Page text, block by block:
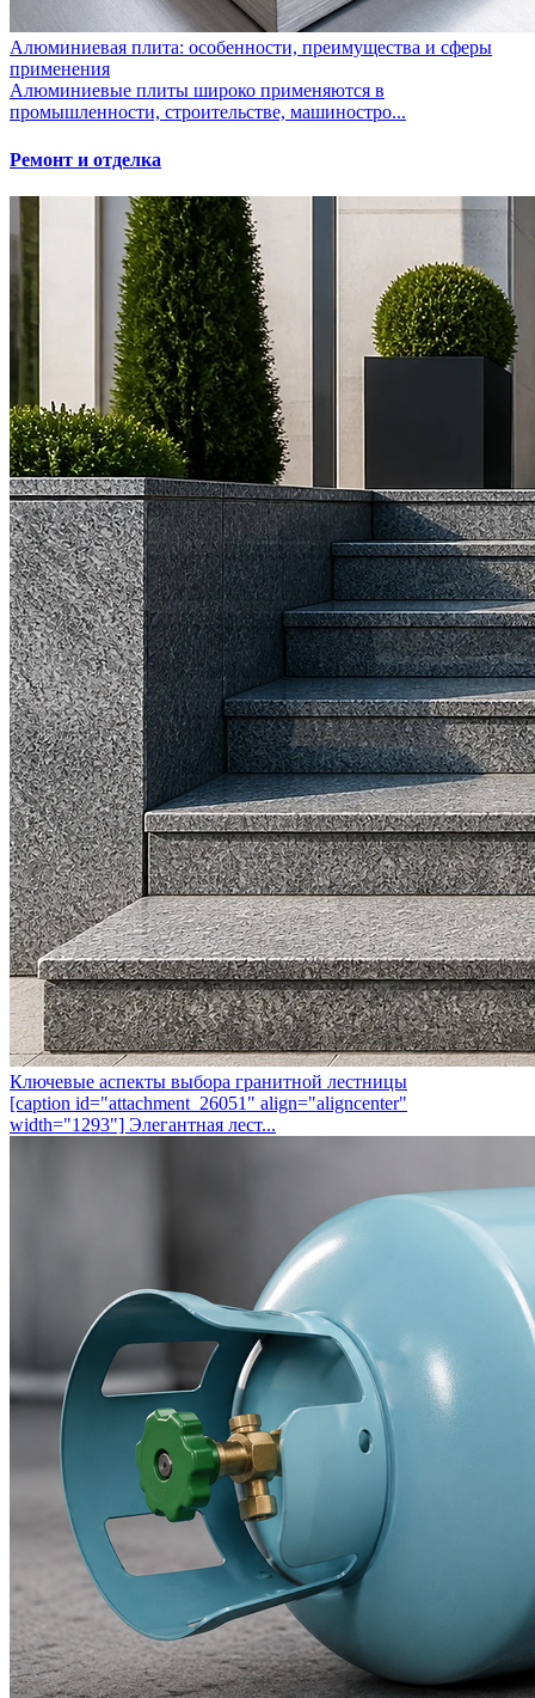
Алюминиевая плита: особенности, преимущества и сферы
применения
Алюминиевые плиты широко применяются в
промышленности, строительстве, машиностро...
Ремонт и отделка
Ключевые аспекты выбора гранитной лестницы
[caption id="attachment_26051" align="aligncenter"
width="1293"] Элегантная лест...